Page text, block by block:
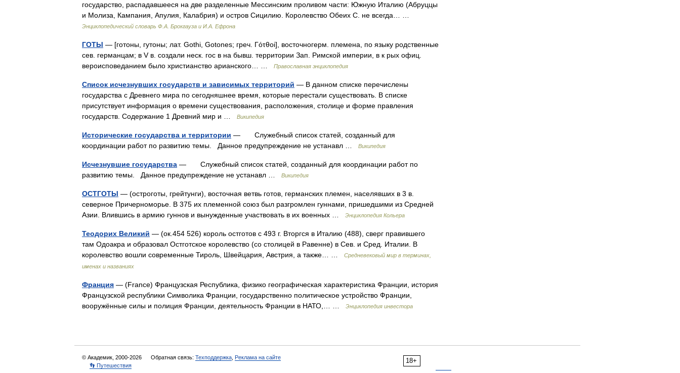
государство, распадавшееся на две разделенные Мессинским проливом части: Южную Италию (Абруццы
и Молиза, Кампания, Апулия, Калабрия) и остров Сицилию. Королевство Обеих С. не всегда… …
Энциклопедический словарь Ф.А. Брокгауза и И.А. Ефрона
ГОТЫ — [готоны, гутоны; лат. Gothi, Gotones; греч. Γότθοi], восточногерм. племена, по языку родственные
сев. германцам; в V в. создали неск. гос в на бывш. территории Зап. Римской империи, в к рых офиц.
вероисповеданием было христианство арианского… …
Православная энциклопедия
Список исчезнувших государств и зависимых территорий — В данном списке перечислены
государства с Древнего мира по сегодняшнее время, которые перестали существовать. В списке
присутствует информация о времени существования, расположения, столице и форме правления
государств. Содержание 1 Древний мир и …
Википедия
Исторические государства и территории — Служебный список статей, созданный для
координации работ по развитию темы. Данное предупреждение не устанавл …
Википедия
Исчезнувшие государства — Служебный список статей, созданный для координации работ по
развитию темы. Данное предупреждение не устанавл …
Википедия
ОСТГОТЫ — (остроготы, грейтунги), восточная ветвь готов, германских племен, населявших в 3 в.
северное Причерноморье. В 375 их племенной союз был разгромлен гуннами, пришедшими из Средней
Азии. Влившись в армию гуннов и вынужденные участвовать в их военных …
Энциклопедия Кольера
Теодорих Великий — (ок.454 526) король остготов с 493 г. Вторгся в Италию (488), сверг правившего
там Одоакра и образовал Остготское королевство (со столицей в Равенне) в Сев. и Сред. Италии. В
королевство вошли современные Тироль, Швейцария, Австрия, а также… …
Средневековый мир в терминах,
именах и названиях
Франция — (France) Французская Республика, физико географическая характеристика Франции, история
Французской республики Символика Франции, государственно политическое устройство Франции,
вооружённые силы и полиция Франции, деятельность Франции в НАТО,… …
Энциклопедия инвестора
18+
© Академик, 2000-2026 Обратная связь: Техподдержка Реклама на сайте
👣 Путешествия